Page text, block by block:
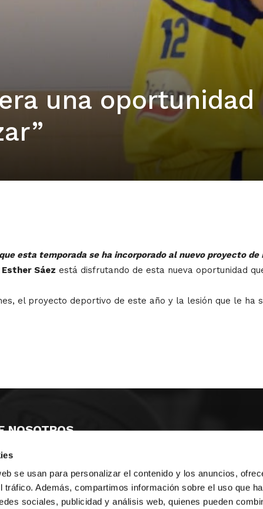
se usan para personalizar el contenido y los anuncios,
tráfico. Además, compartimos información sobre el uso que
sociales, publicidad y análisis web, quienes pueden
una oportunidad
esta temporada se ha incorporado al nuevo proyecto de
Esther Sáez está disfrutando de esta nueva oportunidad
el proyecto deportivo de este año y la lesión que le
NOSOTROS
MONESTIR DE POBLET 14 1ª 3º
CIUDAD DE MATANZAS 12